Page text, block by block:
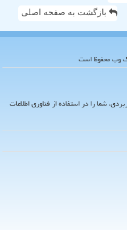
بازگشت به صفحه اصلی
شما را در استفاده از فناوری اطلاعات